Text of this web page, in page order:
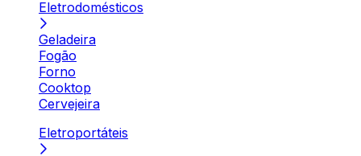
Eletrodomésticos
Geladeira
Fogão
Forno
Cooktop
Cervejeira
Eletroportáteis